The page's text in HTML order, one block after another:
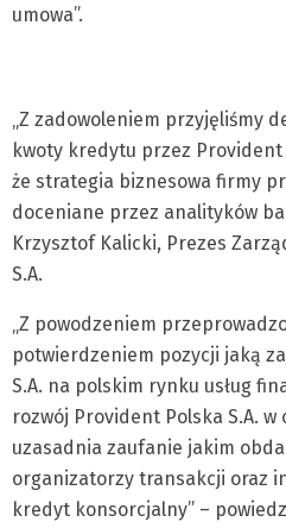
umowa”.
„Z zadowoleniem przyjęliśmy
kwoty kredytu przez
że strategia biznesowa firmy
doceniane przez analityków
Krzysztof Kalicki, Prezes
S.A.
„Z powodzeniem
potwierdzeniem pozycji jaką
S.A. na polskim rynku usług
rozwój Provident Polska S.A.
uzasadnia zaufanie jakim
organizatorzy transakcji oraz
kredyt konsorcjalny” –